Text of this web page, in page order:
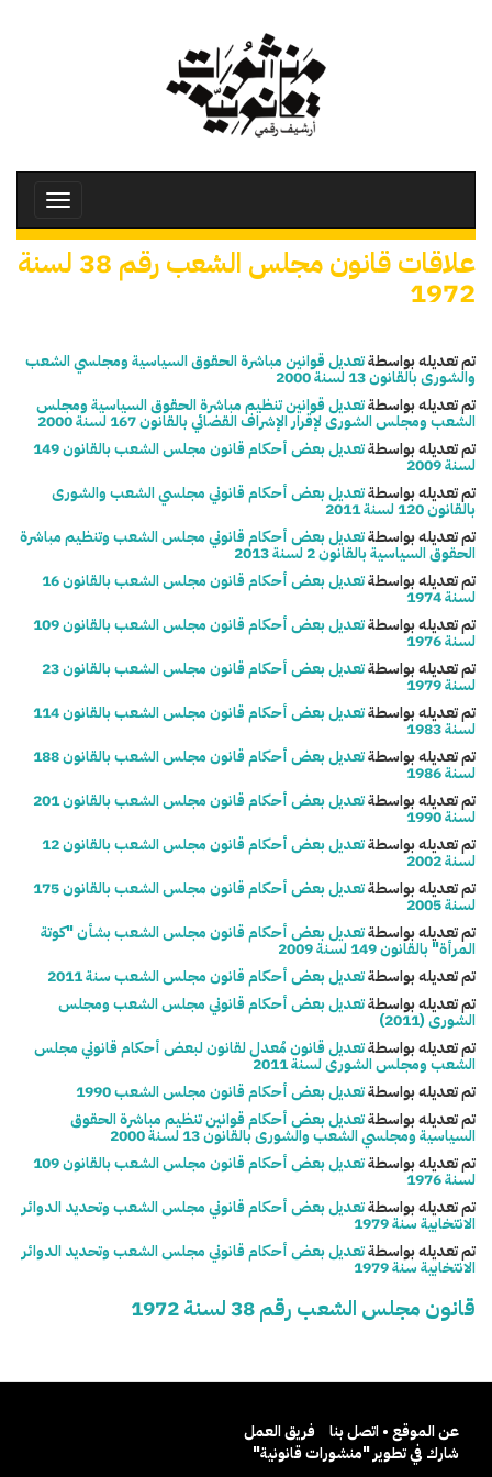
Toggle
علاقات قانون مجلس الشعب رقم 38 لسنة
1972
تم تعديله بواسطةتعديل قوانين مباشرة الحقوق السياسية ومجلسي الشعب
والشورى بالقانون 13 لسنة 2000
تم تعديله بواسطةتعديل قوانين تنظيم مباشرة الحقوق السياسية ومجلس
الشعب ومجلس الشورى لإقرار الإشراف القضائي بالقانون 167 لسنة 2000
تم تعديله بواسطة
تعديل بعض أحكام قانون مجلس الشعب بالقانون 149
لسنة 2009
تم تعديله بواسطةتعديل بعض أحكام قانوني مجلسي الشعب والشورى
بالقانون 120 لسنة 2011
تم تعديله بواسطةتعديل بعض أحكام قانوني مجلس الشعب وتنظيم مباشرة
الحقوق السياسية بالقانون 2 لسنة 2013
تم تعديله بواسطة
تعديل بعض أحكام قانون مجلس الشعب بالقانون 16
لسنة 1974
تم تعديله بواسطة
تعديل بعض أحكام قانون مجلس الشعب بالقانون 109
لسنة 1976
تم تعديله بواسطة
تعديل بعض أحكام قانون مجلس الشعب بالقانون 23
لسنة 1979
تم تعديله بواسطة
تعديل بعض أحكام قانون مجلس الشعب بالقانون 114
لسنة 1983
تم تعديله بواسطة
تعديل بعض أحكام قانون مجلس الشعب بالقانون 188
لسنة 1986
تم تعديله بواسطة
تعديل بعض أحكام قانون مجلس الشعب بالقانون 201
لسنة 1990
تم تعديله بواسطة
تعديل بعض أحكام قانون مجلس الشعب بالقانون 12
لسنة 2002
تم تعديله بواسطة
تعديل بعض أحكام قانون مجلس الشعب بالقانون 175
لسنة 2005
تم تعديله بواسطةتعديل بعض أحكام قانون مجلس الشعب بشأن "كوتة
المرأة" بالقانون 149 لسنة 2009
تم تعديله بواسطةتعديل بعض أحكام قانون مجلس الشعب سنة 2011
تم تعديله بواسطةتعديل بعض أحكام قانوني مجلس الشعب ومجلس
الشورى (2011)
تم تعديله بواسطةتعديل قانون مُعدل لقانون لبعض أحكام قانوني مجلس
الشعب ومجلس الشورى لسنة 2011
تم تعديله بواسطةتعديل بعض أحكام قانون مجلس الشعب 1990
تم تعديله بواسطةتعديل بعض أحكام قوانين تنظيم مباشرة الحقوق
السياسية ومجلسي الشعب والشورى بالقانون 13 لسنة 2000
تم تعديله بواسطة
تعديل بعض أحكام قانون مجلس الشعب بالقانون 109
لسنة 1976
تم تعديله بواسطةتعديل بعض أحكام قانوني مجلس الشعب وتحديد الدوائر
الانتخابية سنة 1979
تم تعديله بواسطةتعديل بعض أحكام قانوني مجلس الشعب وتحديد الدوائر
الانتخابية سنة 1979
قانون مجلس الشعب رقم 38 لسنة 1972
عن الموقع • اتصل بنا
فريق العمل
شارك في تطوير "منشورات قانونية"